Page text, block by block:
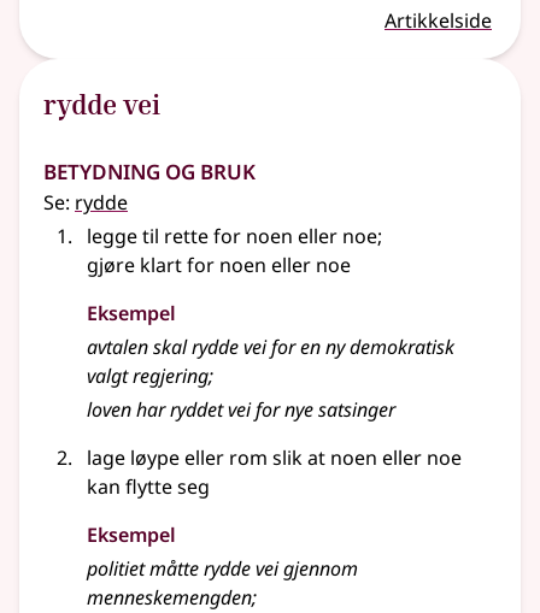
Artikkelside
rydde vei
Betydning og bruk
Se: rydde
legge til rette for noen eller noe;
gjøre klart for noen eller noe
Eksempel
avtalen skal rydde vei for en ny demokratisk
valgt regjering;
loven har ryddet vei for nye satsinger
lage løype eller rom slik at noen eller noe
kan flytte seg
Eksempel
politiet måtte rydde vei gjennom
menneskemengden;